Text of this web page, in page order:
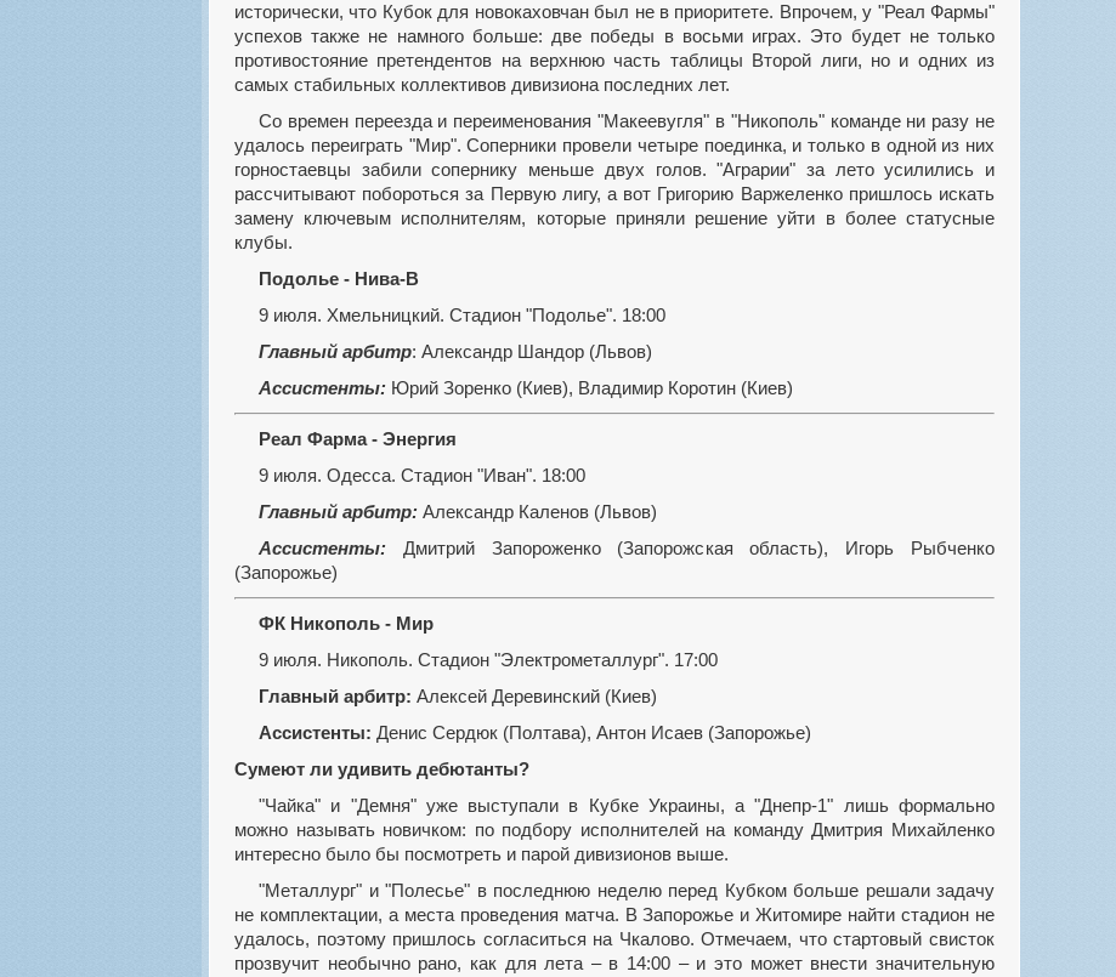
исторически, что Кубок для новокаховчан был не в приоритете. Впрочем, у "Реал Фармы"
успехов также не намного больше: две победы в восьми играх. Это будет не только
противостояние претендентов на верхнюю часть таблицы Второй лиги, но и одних из
самых стабильных коллективов дивизиона последних лет.
Со времен переезда и переименования "Макеевугля" в "Никополь" команде ни разу не
удалось переиграть "Мир". Соперники провели четыре поединка, и только в одной из них
горностаевцы забили сопернику меньше двух голов. "Аграрии" за лето усилились и
рассчитывают побороться за Первую лигу, а вот Григорию Варжеленко пришлось искать
замену ключевым исполнителям, которые приняли решение уйти в более статусные
клубы.
Подолье - Нива-В
9 июля. Хмельницкий. Стадион "Подолье". 18:00
Главный арбитр: Александр Шандор (Львов)
Ассистенты: Юрий Зоренко (Киев), Владимир Коротин (Киев)
Реал Фарма - Энергия
9 июля. Одесса. Стадион "Иван". 18:00
Главный арбитр: Александр Каленов (Львов)
Ассистенты: Дмитрий Запороженко (Запорожская область), Игорь Рыбченко
(Запорожье)
ФК Никополь - Мир
9 июля. Никополь. Стадион "Электрометаллург". 17:00
Главный арбитр: Алексей Деревинский (Киев)
Ассистенты: Денис Сердюк (Полтава), Антон Исаев (Запорожье)
Сумеют ли удивить дебютанты?
"Чайка" и "Демня" уже выступали в Кубке Украины, а "Днепр-1" лишь формально
можно называть новичком: по подбору исполнителей на команду Дмитрия Михайленко
интересно было бы посмотреть и парой дивизионов выше.
"Металлург" и "Полесье" в последнюю неделю перед Кубком больше решали задачу
не комплектации, а места проведения матча. В Запорожье и Житомире найти стадион не
удалось, поэтому пришлось согласиться на Чкалово. Отмечаем, что стартовый свисток
прозвучит необычно рано, как для лета – в 14:00 – и это может внести значительную